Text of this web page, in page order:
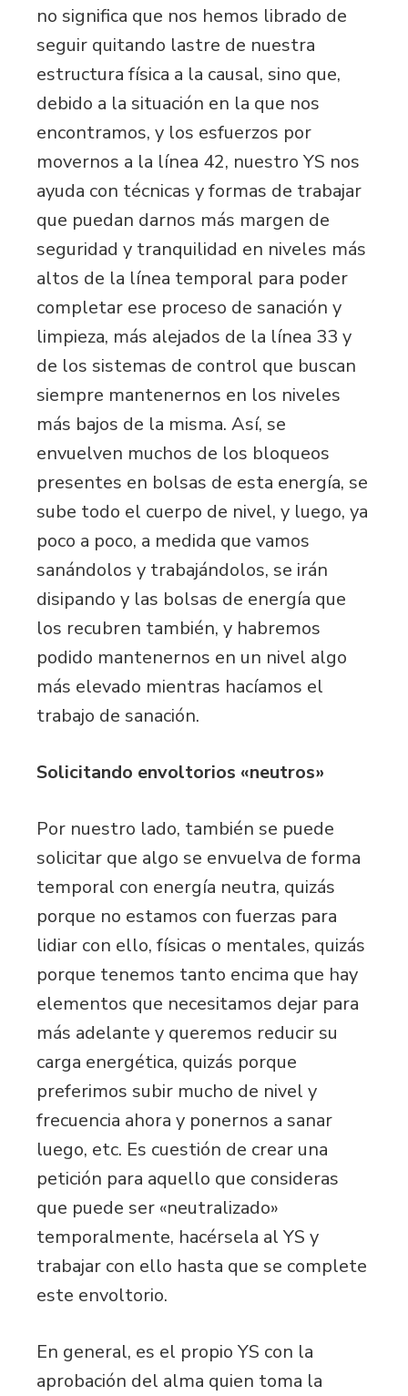
no significa que nos hemos librado de
seguir quitando lastre de nuestra
estructura física a la causal, sino que,
debido a la situación en la que nos
encontramos, y los esfuerzos por
movernos a la línea 42, nuestro YS nos
ayuda con técnicas y formas de trabajar
que puedan darnos más margen de
seguridad y tranquilidad en niveles más
altos de la línea temporal para poder
completar ese proceso de sanación y
limpieza, más alejados de la línea 33 y
de los sistemas de control que buscan
siempre mantenernos en los niveles
más bajos de la misma. Así, se
envuelven muchos de los bloqueos
presentes en bolsas de esta energía, se
sube todo el cuerpo de nivel, y luego, ya
poco a poco, a medida que vamos
sanándolos y trabajándolos, se irán
disipando y las bolsas de energía que
los recubren también, y habremos
podido mantenernos en un nivel algo
más elevado mientras hacíamos el
trabajo de sanación.
Solicitando envoltorios «neutros»
Por nuestro lado, también se puede
solicitar que algo se envuelva de forma
temporal con energía neutra, quizás
porque no estamos con fuerzas para
lidiar con ello, físicas o mentales, quizás
porque tenemos tanto encima que hay
elementos que necesitamos dejar para
más adelante y queremos reducir su
carga energética, quizás porque
preferimos subir mucho de nivel y
frecuencia ahora y ponernos a sanar
luego, etc. Es cuestión de crear una
petición para aquello que consideras
que puede ser «neutralizado»
temporalmente, hacérsela al YS y
trabajar con ello hasta que se complete
este envoltorio.
En general, es el propio YS con la
aprobación del alma quien toma la